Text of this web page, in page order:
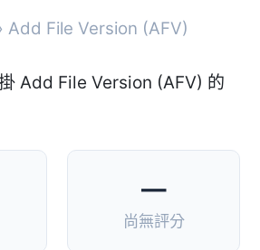
Add File Version (AFV)
—
尚無評分